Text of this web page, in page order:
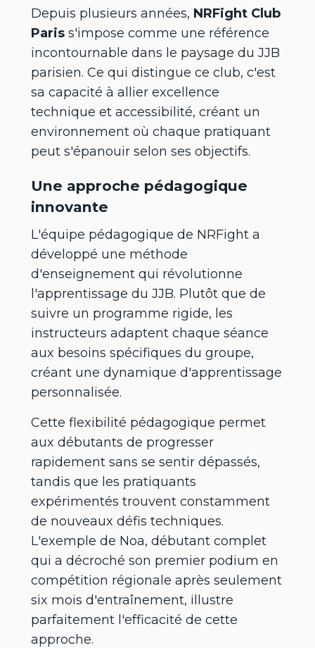
Depuis plusieurs années, NRFight Club
Paris s'impose comme une référence
incontournable dans le paysage du JJB
parisien. Ce qui distingue ce club, c'est
sa capacité à allier excellence
technique et accessibilité, créant un
environnement où chaque pratiquant
peut s'épanouir selon ses objectifs.
Une approche pédagogique
innovante
L'équipe pédagogique de NRFight a
développé une méthode
d'enseignement qui révolutionne
l'apprentissage du JJB. Plutôt que de
suivre un programme rigide, les
instructeurs adaptent chaque séance
aux besoins spécifiques du groupe,
créant une dynamique d'apprentissage
personnalisée.
Cette flexibilité pédagogique permet
aux débutants de progresser
rapidement sans se sentir dépassés,
tandis que les pratiquants
expérimentés trouvent constamment
de nouveaux défis techniques.
L'exemple de Noa, débutant complet
qui a décroché son premier podium en
compétition régionale après seulement
six mois d'entraînement, illustre
parfaitement l'efficacité de cette
approche.